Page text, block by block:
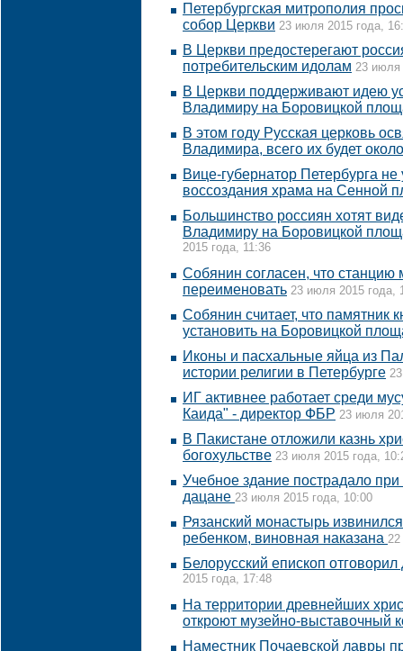
Петербургская митрополия
собор Церкви 23 июля 2015 года,
В Церкви предостерегают
потребительским идолам 23 июля
В Церкви поддерживают идею
Владимиру на Боровицкой
В этом году Русская церковь
Владимира, всего их будет
Вице-губернатор Петербурга
воссоздания храма на Сенной
Большинство россиян хотят
Владимиру на Боровицкой
2015 года, 11:36
Собянин согласен, что станцию
переименовать 23 июля 2015 года,
Собянин считает, что памятник
установить на Боровицкой
Иконы и пасхальные яйца из
истории религии в Петербурге
ИГ активнее работает среди
Каида" - директор ФБР 23 июля
В Пакистане отложили казнь
богохульстве 23 июля 2015 года,
Учебное здание пострадало
дацане 23 июля 2015 года, 10:00
Рязанский монастырь
ребенком, виновная наказана 22
Белорусский епископ
2015 года, 17:48
На территории древнейших
откроют музейно-выставочный
Наместник Почаевской лавры